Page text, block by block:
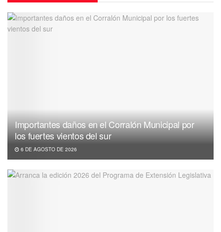
Importantes daños en el Corralón Municipal por
los fuertes vientos del sur
6 DE AGOSTO DE 2026